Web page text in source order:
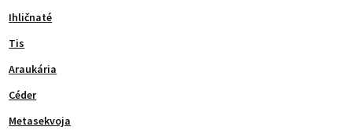
Ihličnaté
Tis
Araukária
Céder
Metasekvoja